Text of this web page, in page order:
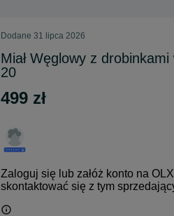
Dodane 31 lipca 2026
Miał Węglowy z
20
499 zł
Zaloguj się lub załóż konto na
skontaktować się z tym